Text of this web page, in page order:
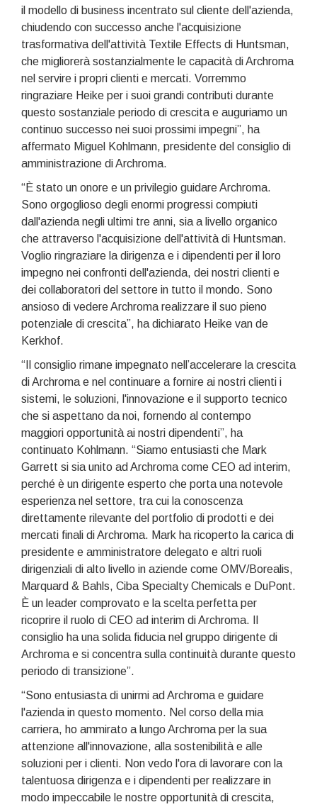
il modello di business incentrato sul cliente dell'azienda,
chiudendo con successo anche l'acquisizione
trasformativa dell'attività Textile Effects di Huntsman,
che migliorerà sostanzialmente le capacità di Archroma
nel servire i propri clienti e mercati. Vorremmo
ringraziare Heike per i suoi grandi contributi durante
questo sostanziale periodo di crescita e auguriamo un
continuo successo nei suoi prossimi impegni”, ha
affermato Miguel Kohlmann, presidente del consiglio di
amministrazione di Archroma.
“È stato un onore e un privilegio guidare Archroma.
Sono orgoglioso degli enormi progressi compiuti
dall'azienda negli ultimi tre anni, sia a livello organico
che attraverso l'acquisizione dell'attività di Huntsman.
Voglio ringraziare la dirigenza e i dipendenti per il loro
impegno nei confronti dell'azienda, dei nostri clienti e
dei collaboratori del settore in tutto il mondo. Sono
ansioso di vedere Archroma realizzare il suo pieno
potenziale di crescita”, ha dichiarato Heike van de
Kerkhof.
“Il consiglio rimane impegnato nell’accelerare la crescita
di Archroma e nel continuare a fornire ai nostri clienti i
sistemi, le soluzioni, l'innovazione e il supporto tecnico
che si aspettano da noi, fornendo al contempo
maggiori opportunità ai nostri dipendenti”, ha
continuato Kohlmann. “Siamo entusiasti che Mark
Garrett si sia unito ad Archroma come CEO ad interim,
perché è un dirigente esperto che porta una notevole
esperienza nel settore, tra cui la conoscenza
direttamente rilevante del portfolio di prodotti e dei
mercati finali di Archroma. Mark ha ricoperto la carica di
presidente e amministratore delegato e altri ruoli
dirigenziali di alto livello in aziende come OMV/Borealis,
Marquard & Bahls, Ciba Specialty Chemicals e DuPont.
È un leader comprovato e la scelta perfetta per
ricoprire il ruolo di CEO ad interim di Archroma. Il
consiglio ha una solida fiducia nel gruppo dirigente di
Archroma e si concentra sulla continuità durante questo
periodo di transizione”.
“Sono entusiasta di unirmi ad Archroma e guidare
l'azienda in questo momento. Nel corso della mia
carriera, ho ammirato a lungo Archroma per la sua
attenzione all'innovazione, alla sostenibilità e alle
soluzioni per i clienti. Non vedo l'ora di lavorare con la
talentuosa dirigenza e i dipendenti per realizzare in
modo impeccabile le nostre opportunità di crescita,